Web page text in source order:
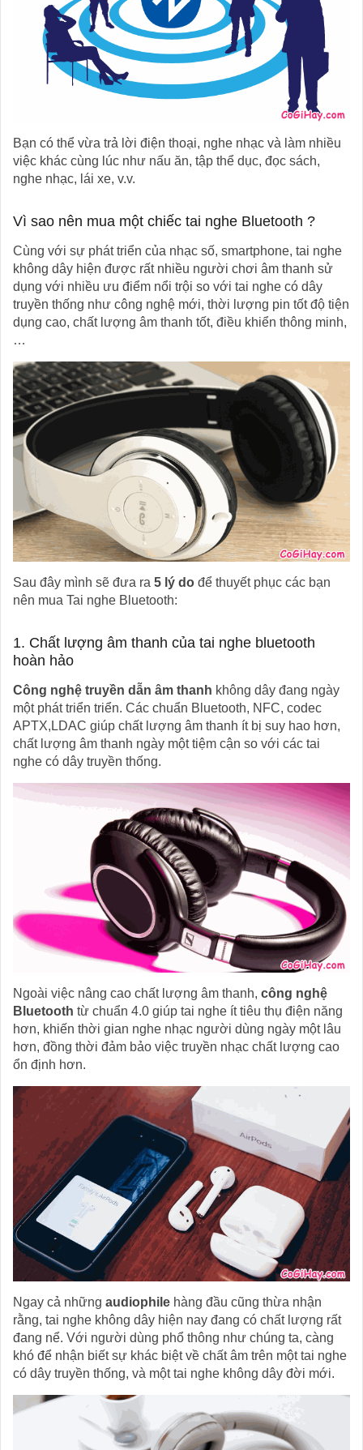
Bạn có thể vừa trả lời điện thoại, nghe nhạc và làm nhiều
việc khác cùng lúc như nấu ăn, tập thể dục, đọc sách,
nghe nhạc, lái xe, v.v.
Vì sao nên mua một chiếc tai nghe Bluetooth ?
Cùng với sự phát triển của nhạc số, smartphone, tai nghe
không dây hiện được rất nhiều người chơi âm thanh sử
dụng với nhiều ưu điểm nổi trội so với tai nghe có dây
truyền thống như công nghệ mới, thời lượng pin tốt độ tiện
dụng cao, chất lượng âm thanh tốt, điều khiển thông minh,
…
Sau đây mình sẽ đưa ra 5 lý do để thuyết phục các bạn
nên mua Tai nghe Bluetooth:
1. Chất lượng âm thanh của tai nghe bluetooth
hoàn hảo
Công nghệ truyền dẫn âm thanh không dây đang ngày
một phát triển triển. Các chuẩn Bluetooth, NFC, codec
APTX,LDAC giúp chất lượng âm thanh ít bị suy hao hơn,
chất lượng âm thanh ngày một tiệm cận so với các tai
nghe có dây truyền thống.
Ngoài việc nâng cao chất lượng âm thanh, công nghệ
Bluetooth từ chuẩn 4.0 giúp tai nghe ít tiêu thụ điện năng
hơn, khiến thời gian nghe nhạc người dùng ngày một lâu
hơn, đồng thời đảm bảo việc truyền nhạc chất lượng cao
ổn định hơn.
Ngay cả những audiophile hàng đầu cũng thừa nhận
rằng, tai nghe không dây hiện nay đang có chất lượng rất
đang nể. Với người dùng phổ thông như chúng ta, càng
khó để nhận biết sự khác biệt về chất âm trên một tai nghe
có dây truyền thống, và một tai nghe không dây đời mới.